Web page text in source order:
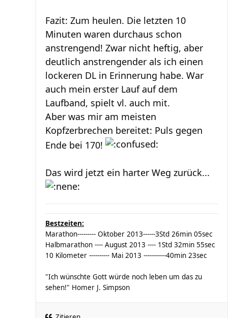
Fazit: Zum heulen. Die letzten 10
Minuten waren durchaus schon
anstrengend! Zwar nicht heftig, aber
deutlich anstrengender als ich einen
lockeren DL in Erinnerung habe. War
auch mein erster Lauf auf dem
Laufband, spielt vl. auch mit.
Aber was mir am meisten
Kopfzerbrechen bereitet: Puls gegen
Ende bei 170!
Das wird jetzt ein harter Weg zurück...
Bestzeiten:
Marathon--------- Oktober 2013------3Std 26min 05sec
Halbmarathon ---- August 2013 ---- 1Std 32min 55sec
10 Kilometer ---------- Mai 2013 -----------40min 23sec
"Ich wünschte Gott würde noch leben um das zu
sehen!" Homer J. Simpson